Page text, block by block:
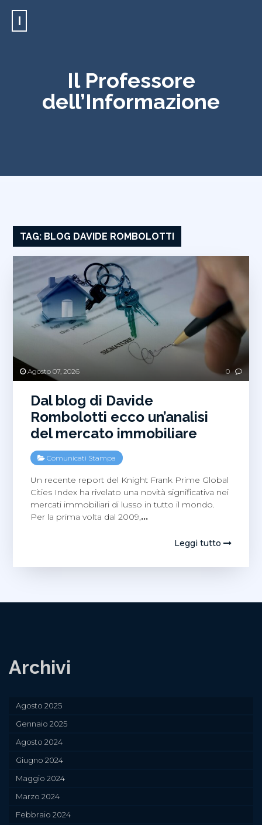
I
Il Professore
dell’Informazione
TAG: BLOG DAVIDE ROMBOLOTTI
Agosto 07, 2026 0
Dal blog di Davide
Rombolotti ecco un’analisi
del mercato immobiliare
Comunicati Stampa
Un recente report del Knight Frank Prime Global
Cities Index ha rivelato una novità significativa nei
mercati immobiliari di lusso in tutto il mondo.
Per la prima volta dal 2009,…
Leggi tutto
Archivi
Agosto 2025
Gennaio 2025
Agosto 2024
Giugno 2024
Maggio 2024
Marzo 2024
Febbraio 2024